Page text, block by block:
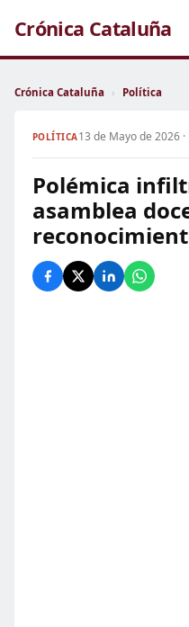
Crónica Cataluña
Crónica Cataluña › Política
POLÍTICA13 de Mayo de 2026
Polémica
asamblea